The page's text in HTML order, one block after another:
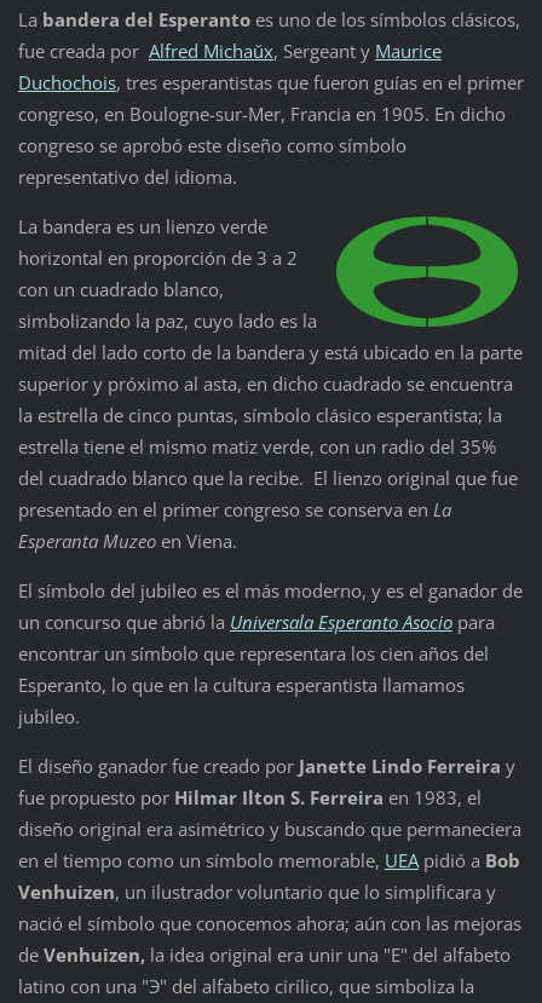
La bandera del Esperantoes uno de los símbolos clásicos,
fue creada por Alfred Michaŭx, Sergeant y Maurice
Duchochois, tres esperantistas que fueron guías en el primer
congreso, en Boulogne-sur-Mer, Francia en 1905. En dicho
congreso se aprobó este diseño como símbolo
representativo del idioma.
La bandera es un lienzo verde
horizontal en proporción de 3 a 2
con un cuadrado blanco,
simbolizando la paz, cuyo lado es la
mitad del lado corto de la bandera y está ubicado en la parte
superior y próximo al asta, en dicho cuadrado se encuentra
la estrella de cinco puntas, símbolo clásico esperantista; la
estrella tiene el mismo matiz verde, con un radio del 35%
del cuadrado blanco que la recibe. El lienzo original que fue
presentado en el primer congreso se conserva en La
Esperanta Muzeoen Viena.
El símbolo del jubileo es el más moderno, y es el ganador de
un concurso que abrió la Universala Esperanto Asociopara
encontrar un símbolo que representara los cien años del
Esperanto, lo que en la cultura esperantista llamamos
jubileo.
El diseño ganador fue creado por Janette Lindo Ferreira y
fue propuesto por Hilmar Ilton S. Ferreira en 1983, el
diseño original era asimétrico y buscando que permaneciera
en el tiempo como un símbolo memorable, UEApidió a Bob
Venhuizen, un ilustrador voluntario que lo simplificara y
nació el símbolo que conocemos ahora; aún con las mejoras
de Venhuizen,la idea original era unir una "E" del alfabeto
latino con una "Э" del alfabeto cirílico, que simboliza la